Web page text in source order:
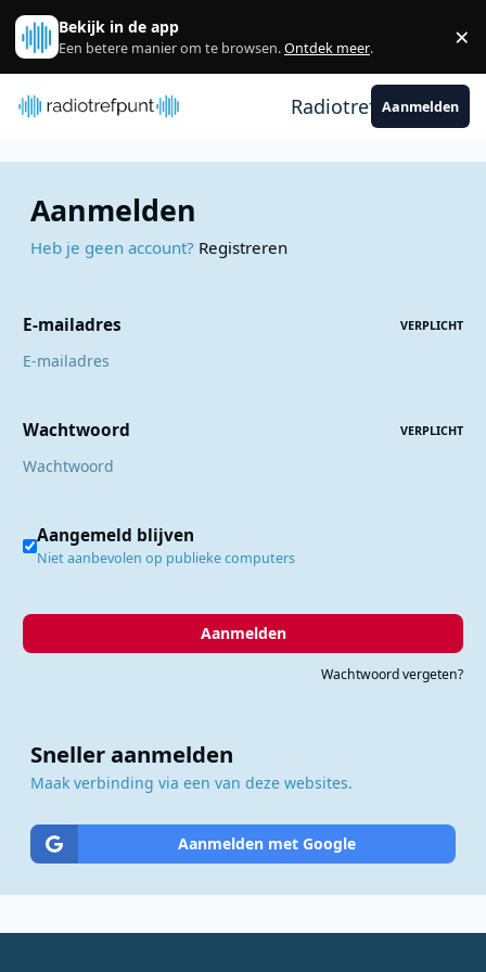
Spring naar bijdragen
Bekijk in de app
Een betere manier om te browsen.Ontdek meer. ×
RadiotrefpuntAanmelden
Aanmelden
Heb je geen account? Registreren
E-mailadres VERPLICHT
Wachtwoord VERPLICHT
Aangemeld blijven
Niet aanbevolen op publieke computers
Aanmelden
Wachtwoord vergeten?
Sneller aanmelden
Maak verbinding via een van deze websites.
Aanmelden met Google